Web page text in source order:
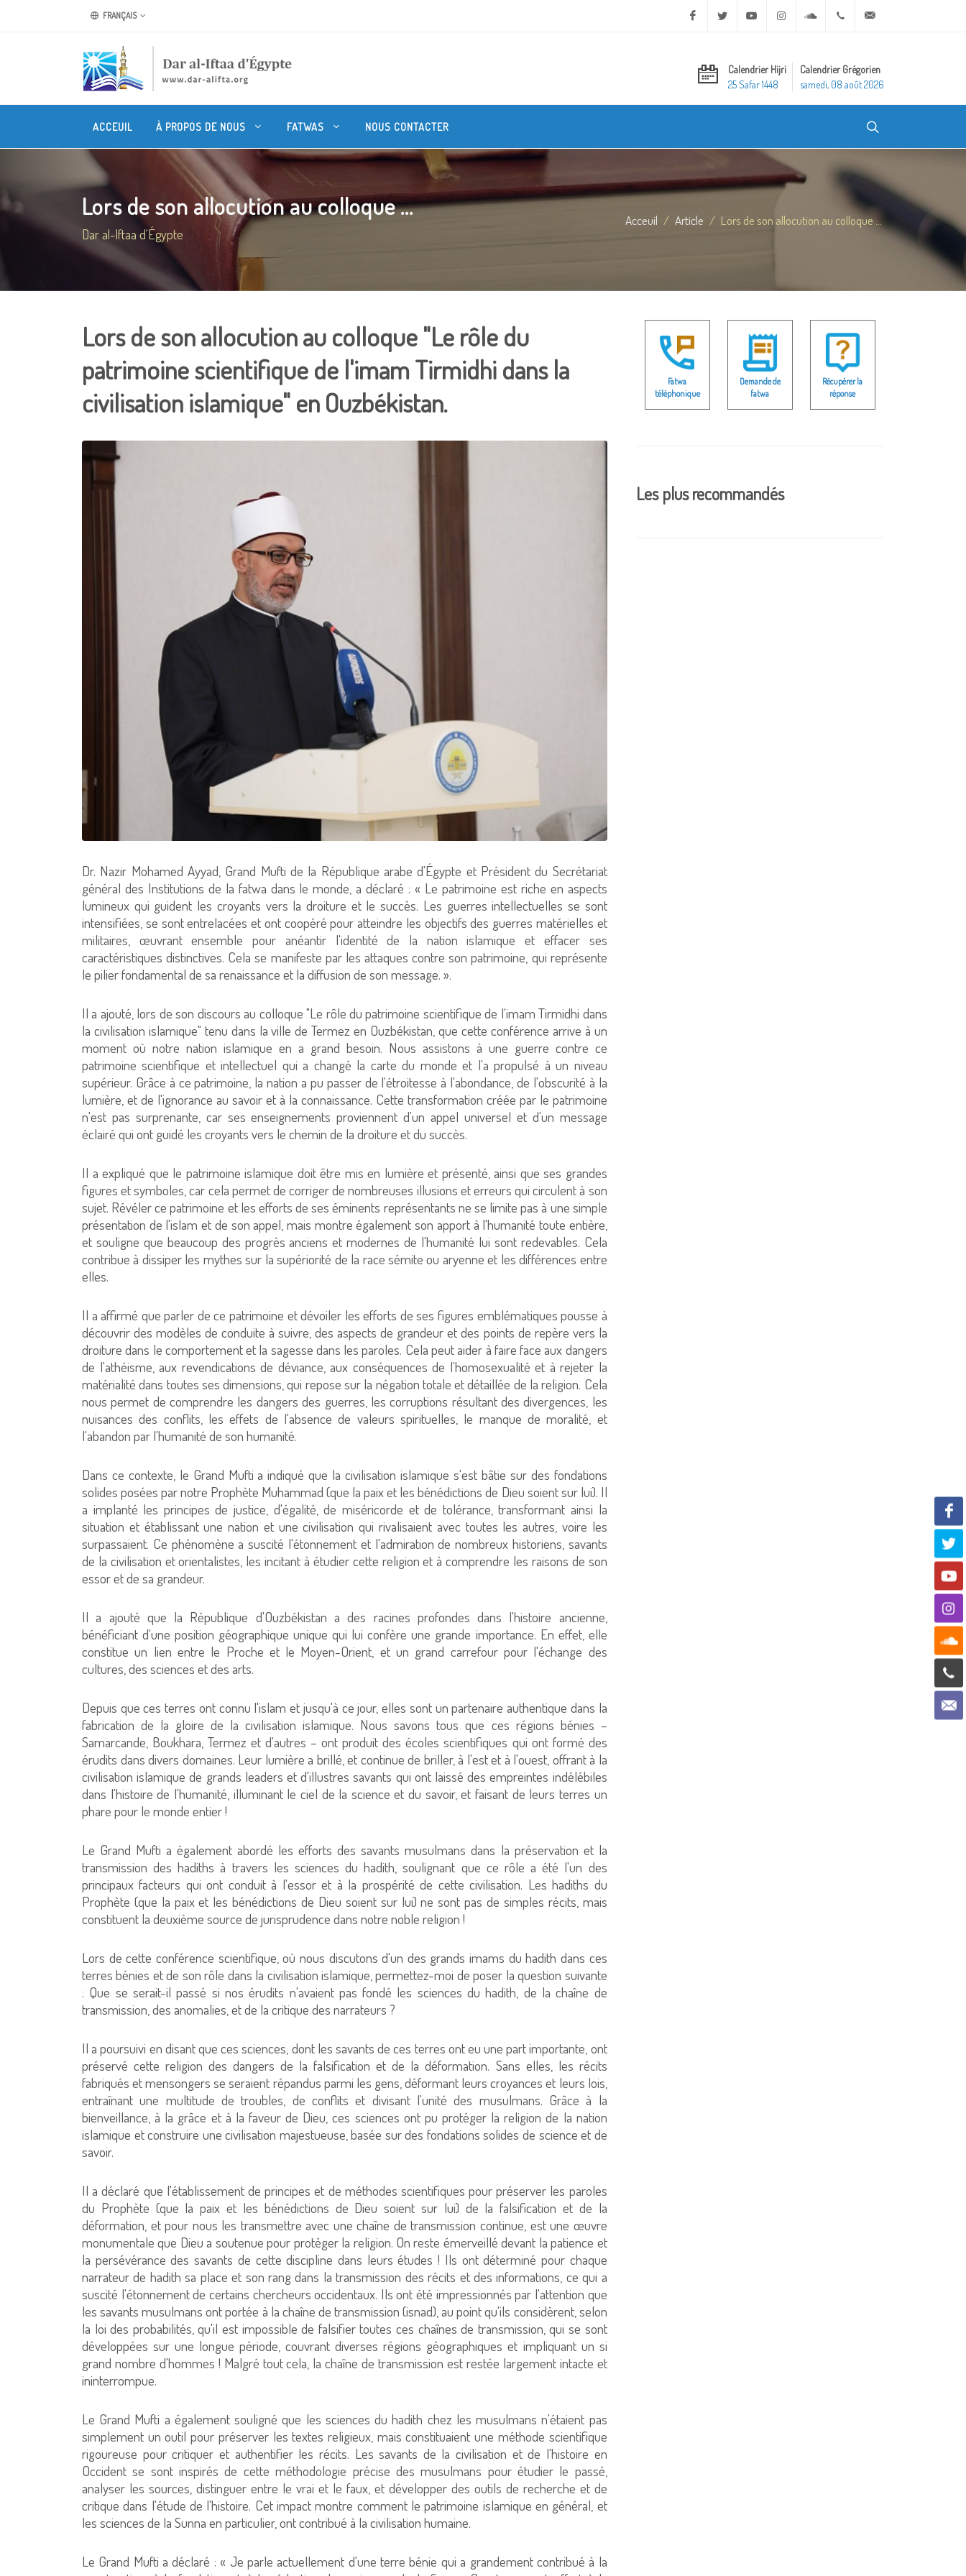
FRANÇAIS Facebook Twitter Youtube Instagram Soundcloud+20 2 25970400
Calendrier Hijri
25 Safar 1448
Calendrier Grégorien
samedi, 08 août 2026
ACCEUIL À PROPOS DE NOUS FATWAS NOUS CONTACTER
Lors de son allocution au colloque ...
Dar al-Iftaa d'Égypte
Acceuil Article Lors de son allocution au colloque ...
Lors de son allocution au colloque "Le rôle du
patrimoine scientifique de l'imam Tirmidhi dans la
civilisation islamique" en Ouzbékistan.
Dr. Nazir Mohamed Ayyad, Grand Mufti de la République arabe d'Égypte et Président du Secrétariat
général des Institutions de la fatwa dans le monde, a déclaré : « Le patrimoine est riche en aspects
lumineux qui guident les croyants vers la droiture et le succès. Les guerres intellectuelles se sont
intensifiées, se sont entrelacées et ont coopéré pour atteindre les objectifs des guerres matérielles et
militaires, œuvrant ensemble pour anéantir l'identité de la nation islamique et effacer ses
caractéristiques distinctives. Cela se manifeste par les attaques contre son patrimoine, qui représente
le pilier fondamental de sa renaissance et la diffusion de son message. ».
Il a ajouté, lors de son discours au colloque "Le rôle du patrimoine scientifique de l'imam Tirmidhi dans
la civilisation islamique" tenu dans la ville de Termez en Ouzbékistan, que cette conférence arrive à un
moment où notre nation islamique en a grand besoin. Nous assistons à une guerre contre ce
patrimoine scientifique et intellectuel qui a changé la carte du monde et l'a propulsé à un niveau
supérieur. Grâce à ce patrimoine, la nation a pu passer de l'étroitesse à l'abondance, de l'obscurité à la
lumière, et de l'ignorance au savoir et à la connaissance. Cette transformation créée par le patrimoine
n'est pas surprenante, car ses enseignements proviennent d'un appel universel et d'un message
éclairé qui ont guidé les croyants vers le chemin de la droiture et du succès.
Il a expliqué que le patrimoine islamique doit être mis en lumière et présenté, ainsi que ses grandes
figures et symboles, car cela permet de corriger de nombreuses illusions et erreurs qui circulent à son
sujet. Révéler ce patrimoine et les efforts de ses éminents représentants ne se limite pas à une simple
présentation de l'islam et de son appel, mais montre également son apport à l'humanité toute entière,
et souligne que beaucoup des progrès anciens et modernes de l'humanité lui sont redevables. Cela
contribue à dissiper les mythes sur la supériorité de la race sémite ou aryenne et les différences entre
elles.
Il a affirmé que parler de ce patrimoine et dévoiler les efforts de ses figures emblématiques pousse à
découvrir des modèles de conduite à suivre, des aspects de grandeur et des points de repère vers la
droiture dans le comportement et la sagesse dans les paroles. Cela peut aider à faire face aux dangers
de l'athéisme, aux revendications de déviance, aux conséquences de l'homosexualité et à rejeter la
matérialité dans toutes ses dimensions, qui repose sur la négation totale et détaillée de la religion. Cela
nous permet de comprendre les dangers des guerres, les corruptions résultant des divergences, les
nuisances des conflits, les effets de l'absence de valeurs spirituelles, le manque de moralité, et
l'abandon par l'humanité de son humanité.
Dans ce contexte, le Grand Mufti a indiqué que la civilisation islamique s'est bâtie sur des fondations
solides posées par notre Prophète Muhammad (que la paix et les bénédictions de Dieu soient sur lui). Il
a implanté les principes de justice, d'égalité, de miséricorde et de tolérance, transformant ainsi la
situation et établissant une nation et une civilisation qui rivalisaient avec toutes les autres, voire les
surpassaient. Ce phénomène a suscité l'étonnement et l'admiration de nombreux historiens, savants
de la civilisation et orientalistes, les incitant à étudier cette religion et à comprendre les raisons de son
essor et de sa grandeur.
Il a ajouté que la République d'Ouzbékistan a des racines profondes dans l'histoire ancienne,
bénéficiant d'une position géographique unique qui lui confère une grande importance. En effet, elle
constitue un lien entre le Proche et le Moyen-Orient, et un grand carrefour pour l'échange des
cultures, des sciences et des arts.
Depuis que ces terres ont connu l'islam et jusqu'à ce jour, elles sont un partenaire authentique dans la
fabrication de la gloire de la civilisation islamique. Nous savons tous que ces régions bénies –
Samarcande, Boukhara, Termez et d'autres – ont produit des écoles scientifiques qui ont formé des
érudits dans divers domaines. Leur lumière a brillé, et continue de briller, à l'est et à l'ouest, offrant à la
civilisation islamique de grands leaders et d'illustres savants qui ont laissé des empreintes indélébiles
dans l'histoire de l'humanité, illuminant le ciel de la science et du savoir, et faisant de leurs terres un
phare pour le monde entier !
Le Grand Mufti a également abordé les efforts des savants musulmans dans la préservation et la
transmission des hadiths à travers les sciences du hadith, soulignant que ce rôle a été l'un des
principaux facteurs qui ont conduit à l'essor et à la prospérité de cette civilisation. Les hadiths du
Prophète (que la paix et les bénédictions de Dieu soient sur lui) ne sont pas de simples récits, mais
constituent la deuxième source de jurisprudence dans notre noble religion !
Lors de cette conférence scientifique, où nous discutons d'un des grands imams du hadith dans ces
terres bénies et de son rôle dans la civilisation islamique, permettez-moi de poser la question suivante
: Que se serait-il passé si nos érudits n'avaient pas fondé les sciences du hadith, de la chaîne de
transmission, des anomalies, et de la critique des narrateurs ?
Il a poursuivi en disant que ces sciences, dont les savants de ces terres ont eu une part importante, ont
préservé cette religion des dangers de la falsification et de la déformation. Sans elles, les récits
fabriqués et mensongers se seraient répandus parmi les gens, déformant leurs croyances et leurs lois,
entraînant une multitude de troubles, de conflits et divisant l'unité des musulmans. Grâce à la
bienveillance, à la grâce et à la faveur de Dieu, ces sciences ont pu protéger la religion de la nation
islamique et construire une civilisation majestueuse, basée sur des fondations solides de science et de
savoir.
Il a déclaré que l'établissement de principes et de méthodes scientifiques pour préserver les paroles
du Prophète (que la paix et les bénédictions de Dieu soient sur lui) de la falsification et de la
déformation, et pour nous les transmettre avec une chaîne de transmission continue, est une œuvre
monumentale que Dieu a soutenue pour protéger la religion. On reste émerveillé devant la patience et
la persévérance des savants de cette discipline dans leurs études ! Ils ont déterminé pour chaque
narrateur de hadith sa place et son rang dans la transmission des récits et des informations, ce qui a
suscité l'étonnement de certains chercheurs occidentaux. Ils ont été impressionnés par l'attention que
les savants musulmans ont portée à la chaîne de transmission (isnad), au point qu'ils considèrent, selon
la loi des probabilités, qu'il est impossible de falsifier toutes ces chaînes de transmission, qui se sont
développées sur une longue période, couvrant diverses régions géographiques et impliquant un si
grand nombre d'hommes ! Malgré tout cela, la chaîne de transmission est restée largement intacte et
ininterrompue.
Le Grand Mufti a également souligné que les sciences du hadith chez les musulmans n'étaient pas
simplement un outil pour préserver les textes religieux, mais constituaient une méthode scientifique
rigoureuse pour critiquer et authentifier les récits. Les savants de la civilisation et de l'histoire en
Occident se sont inspirés de cette méthodologie précise des musulmans pour étudier le passé,
analyser les sources, distinguer entre le vrai et le faux, et développer des outils de recherche et de
critique dans l'étude de l'histoire. Cet impact montre comment le patrimoine islamique en général, et
les sciences de la Sunna en particulier, ont contribué à la civilisation humaine.
Le Grand Mufti a déclaré : « Je parle actuellement d'une terre bénie qui a grandement contribué à la
Fatwa
téléphonique
Demande de
fatwa
Récupérer la
réponse
Les plus recommandés